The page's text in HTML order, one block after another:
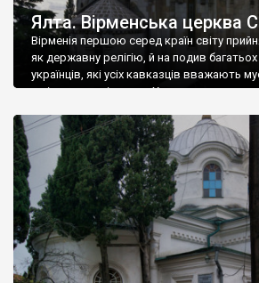
Ялта. Вірменська церква
Вірменія першою серед країн світу
як державну релігію, й на подив багатьох
українців, які усіх кавказців вважають
є відданими вірянами Христа